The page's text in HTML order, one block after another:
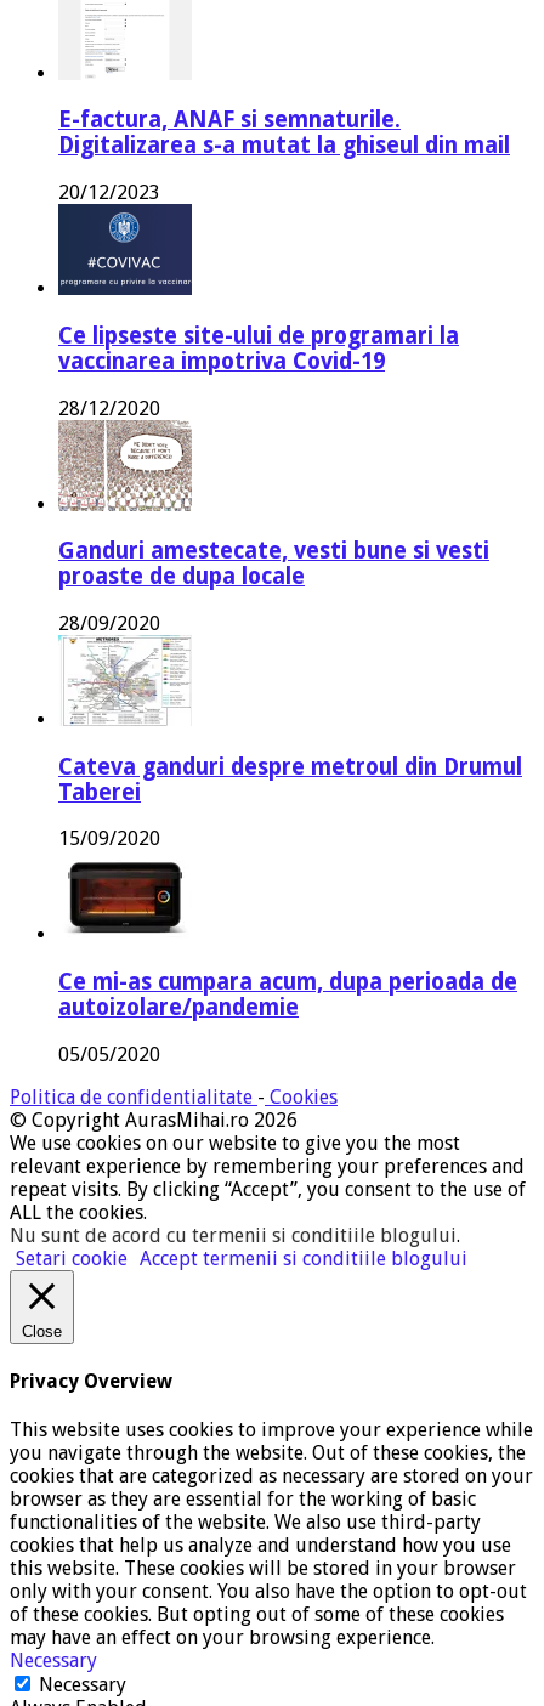
E-factura, ANAF si semnaturile.
Digitalizarea s-a mutat la ghiseul din mail
20/12/2023
Ce lipseste site-ului de programari la
vaccinarea impotriva Covid-19
28/12/2020
Ganduri amestecate, vesti bune si vesti
proaste de dupa locale
28/09/2020
Cateva ganduri despre metroul din Drumul
Taberei
15/09/2020
Ce mi-as cumpara acum, dupa perioada de
autoizolare/pandemie
05/05/2020
Politica de confidentialitate - Cookies
© Copyright AurasMihai.ro 2026
We use cookies on our website to give you the most
relevant experience by remembering your preferences and
repeat visits. By clicking “Accept”, you consent to the use of
ALL the cookies.
Nu sunt de acord cu termenii si conditiile blogului.
Setari cookie Accept termenii si conditiile blogului
Close
Privacy Overview
This website uses cookies to improve your experience while
you navigate through the website. Out of these cookies, the
cookies that are categorized as necessary are stored on your
browser as they are essential for the working of basic
functionalities of the website. We also use third-party
cookies that help us analyze and understand how you use
this website. These cookies will be stored in your browser
only with your consent. You also have the option to opt-out
of these cookies. But opting out of some of these cookies
may have an effect on your browsing experience.
Necessary
Necessary